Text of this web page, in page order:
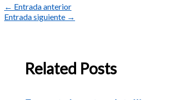
← Entrada anterior
Entrada siguiente →
Related Posts